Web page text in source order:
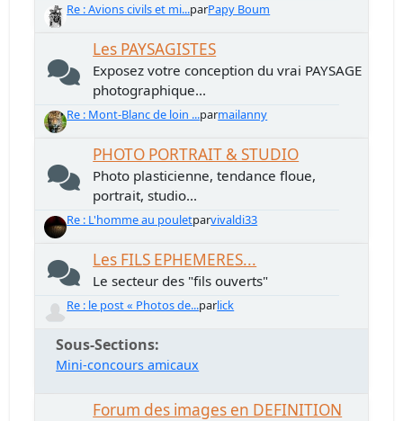
Re : Avions civils et mi...parPapy Boum
Les PAYSAGISTES
Exposez votre conception du vrai PAYSAGE
photographique...
Re : Mont-Blanc de loin ...parmailanny
PHOTO PORTRAIT & STUDIO
Photo plasticienne, tendance floue,
portrait, studio...
Re : L'homme au pouletparvivaldi33
Les FILS EPHEMERES...
Le secteur des "fils ouverts"
Re : le post « Photos de...parlick
Sous-Sections
Mini-concours amicaux
Forum des images en DEFINITION